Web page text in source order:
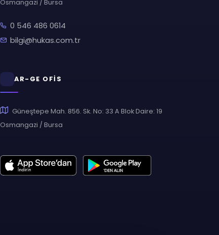
Osmangazi / Bursa
0 546 486 0614
bilgi@hukas.com.tr
AR-GE OFİS
Güneştepe Mah. 856. Sk. No: 33 A Blok Daire: 19
Osmangazi / Bursa